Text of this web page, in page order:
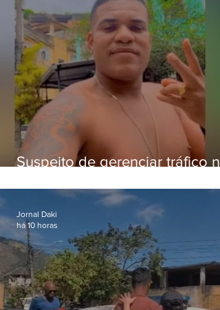
Suspeito de gerenciar tráfico na
foragido
Jornal Daki
há 10 horas